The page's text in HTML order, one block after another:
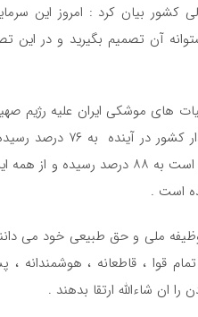
کشور بیان کرد : امروز این
آن تصمیم بگیرید و در این
رسیده ، افتخار به ایرانی بودن که
ملی و حق طبیعی خود می
قوا ، قاطعانه ، هوشمندانه
ان شاءالله ارتقا بدهند .